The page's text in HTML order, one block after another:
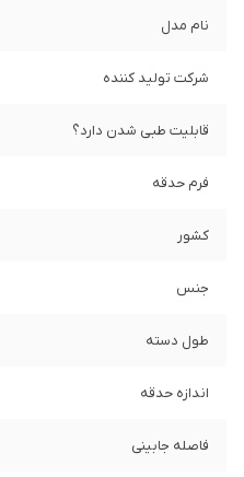
نام مدل
شرکت تولید کننده
قابلیت طبی شدن دارد؟
فرم حدقه
کشور
جنس
طول دسته
اندازه حدقه
فاصله جابینی